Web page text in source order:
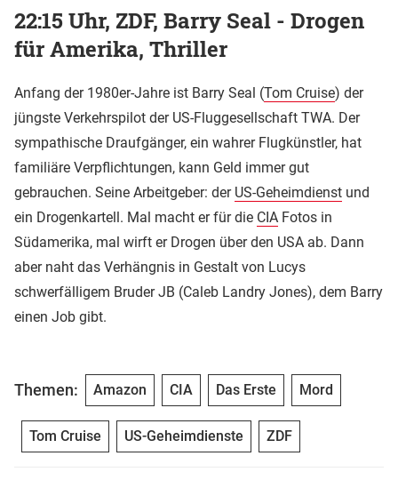
22:15 Uhr, ZDF, Barry Seal - Drogen
für Amerika, Thriller
Anfang der 1980er-Jahre ist Barry Seal (Tom Cruise) der
jüngste Verkehrspilot der US-Fluggesellschaft TWA. Der
sympathische Draufgänger, ein wahrer Flugkünstler, hat
familiäre Verpflichtungen, kann Geld immer gut
gebrauchen. Seine Arbeitgeber: der US-Geheimdienst und
ein Drogenkartell. Mal macht er für die CIA Fotos in
Südamerika, mal wirft er Drogen über den USA ab. Dann
aber naht das Verhängnis in Gestalt von Lucys
schwerfälligem Bruder JB (Caleb Landry Jones), dem Barry
einen Job gibt.
Themen: Amazon CIA Das Erste Mord
Tom Cruise US-Geheimdienste ZDF